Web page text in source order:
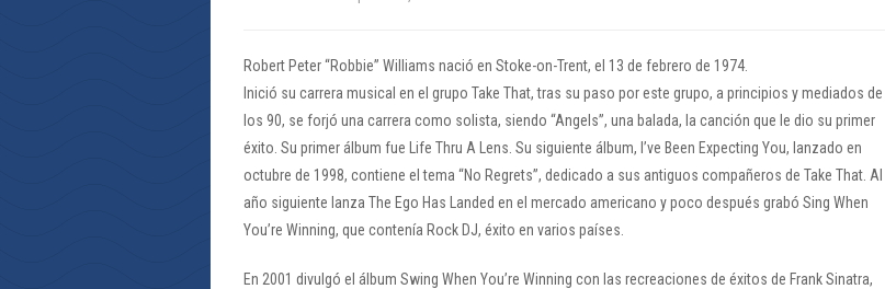
Robert Peter “Robbie” Williams nació en Stoke-on-Trent, el 13 de febrero de 1974.
Inició su carrera musical en el grupo Take That, tras su paso por este grupo, a principios y mediados de
los 90, se forjó una carrera como solista, siendo “Angels”, una balada, la canción que le dio su primer
éxito. Su primer álbum fue Life Thru A Lens. Su siguiente álbum, I’ve Been Expecting You, lanzado en
octubre de 1998, contiene el tema “No Regrets”, dedicado a sus antiguos compañeros de Take That. Al
año siguiente lanza The Ego Has Landed en el mercado americano y poco después grabó Sing When
You’re Winning, que contenía Rock DJ, éxito en varios países.
En 2001 divulgó el álbum Swing When You’re Winning con las recreaciones de éxitos de Frank Sinatra,